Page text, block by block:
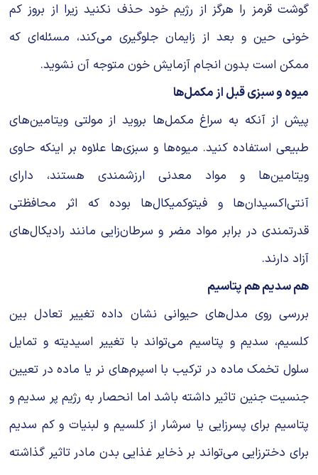
گوشت قرمز را هرگز از رژیم خود حذف نکنید زیرا از بروز کم
خونی حین و بعد از زایمان جلوگیری می‌کند، مسئله‌ای که
ممکن است بدون انجام آزمایش خون متوجه آن نشوید.
میوه و سبزی قبل از مکمل‌ها
پیش از آنکه به سراغ مکمل‌ها بروید از مولتی ویتامین‌های
طبیعی استفاده کنید. میوه‌ها و سبزی‌ها علاوه بر اینکه حاوی
ویتامین‌ها و مواد معدنی ارزشمندی هستند، دارای
آنتی‌اکسیدان‌ها و فیتوکمیکال‌ها بوده که اثر محافظتی
قدرتمندی در برابر مواد مضر و سرطان‌زایی مانند رادیکال‌های
آزاد دارند.
هم سدیم هم پتاسیم
بررسی روی مدل‌های حیوانی نشان داده تغییر تعادل بین
کلسیم، سدیم و پتاسیم می‌تواند با تغییر اسیدیته و تمایل
سلول تخمک ماده در ترکیب با اسپرم‌های نر یا ماده در تعیین
جنسیت جنین تاثیر داشته باشد اما انحصار به رژیم پر سدیم و
پتاسیم برای پسرزایی یا سرشار از کلسیم و لبنیات و کم سدیم
برای دخترزایی می‌تواند بر ذخایر غذایی بدن مادر تاثیر گذاشته